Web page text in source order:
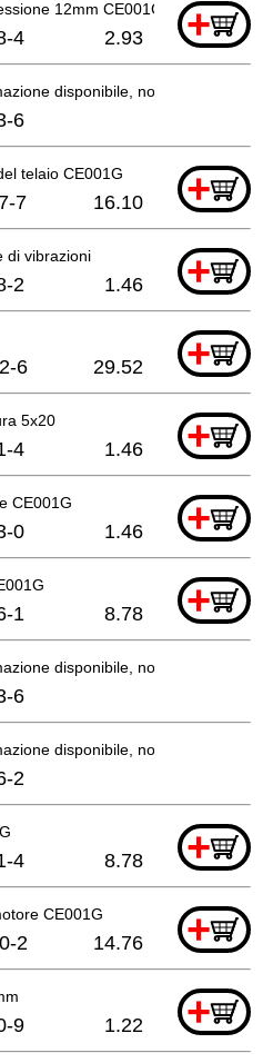
12mm CE001G +
4 2.93
disponibile, non ordinabile
6
telaio CE001G +
7 16.10
di vibrazioni +
2 1.46
+
6 29.52
5x20 +
4 1.46
CE001G +
0 1.46
+
1 8.78
disponibile, non ordinabile
6
disponibile, non ordinabile
2
+
4 8.78
CE001G +
2 14.76
+
9 1.22